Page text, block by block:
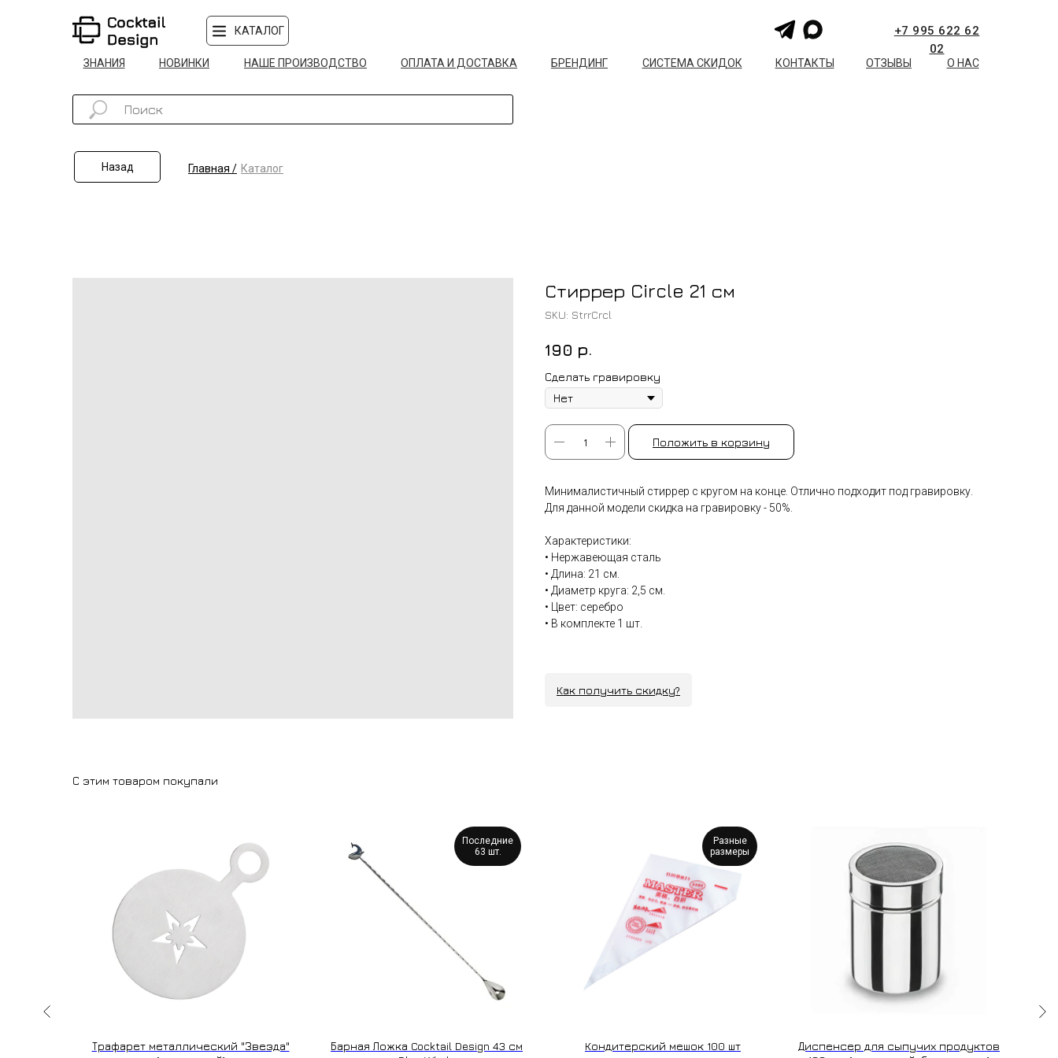
ОПЛАТА И ДОСТАВКА
НАШЕ ПРОИЗВОДСТВО
+7 995 622 62
02
КОНТАКТЫ
СИСТЕМА СКИДОК
БРЕНДИНГ О НАС
НОВИНКИ
ЗНАНИЯ
КАТАЛОГ
ОТЗЫВЫ
Назад Главная / Каталог
Стиррер Circle 21 см
SKU: StrrCrcl
190 р.
Сделать гравировку
Положить в корзину
Минималистичный стиррер с кругом на конце. Отлично подходит под гравировку.
Для данной модели скидка на гравировку - 50%.
Характеристики:
• Нержавеющая сталь
• Длина: 21 см.
• Диаметр круга: 2,5 см.
• Цвет: серебро
• В комплекте 1 шт.
Как получить скидку?
С этим товаром покупали
Трафарет металлический "Звезда"
Последние
63 шт.
Барная Ложка Cocktail Design 43 см
Разные
размеры
Кондитерский мешок 100 шт
Диспенсер для сыпучих продуктов